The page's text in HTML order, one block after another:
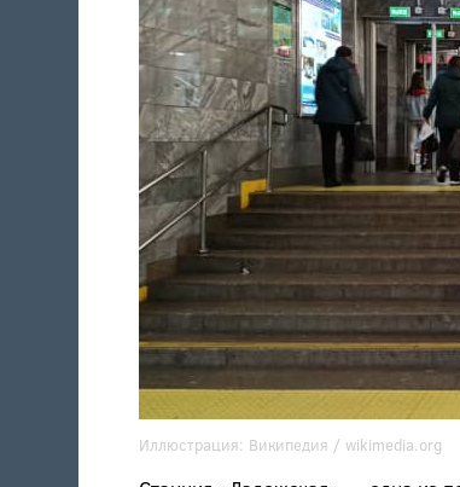
Иллюстрация: Википедия / wikimedia.org